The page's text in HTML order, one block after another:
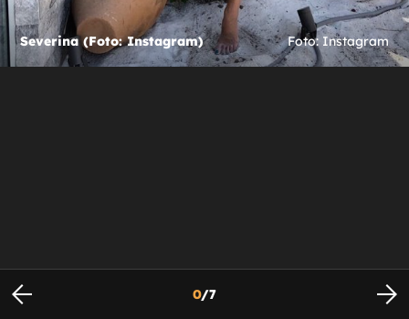
Severina (Foto: Instagram) Foto: Instagram
0/7